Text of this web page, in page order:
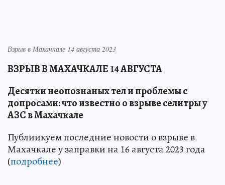
Взрыв в Махачкале 14 августа 2023
ВЗРЫВ В МАХАЧКАЛЕ 14 АВГУСТА
Десятки неопознаных тел и проблемы с
допросами: что известно о взрыве селитры у
АЗС в Махачкале
Публиикуем последние новости о взрыве в
Махачкале у заправки на 16 августа 2023 года
(подробнее)